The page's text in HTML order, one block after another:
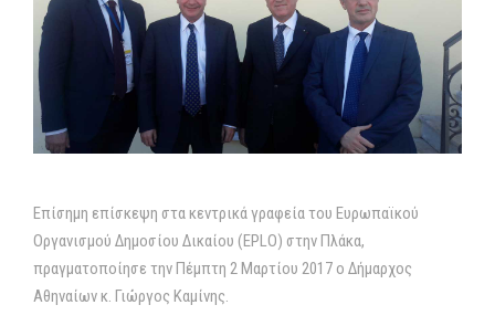
Επίσημη επίσκεψη στα κεντρικά γραφεία του Ευρωπαϊκού
Οργανισμού Δημοσίου Δικαίου (EPLO) στην Πλάκα,
πραγματοποίησε την Πέμπτη 2 Μαρτίου 2017 ο Δήμαρχος
Αθηναίων κ. Γιώργος Καμίνης.